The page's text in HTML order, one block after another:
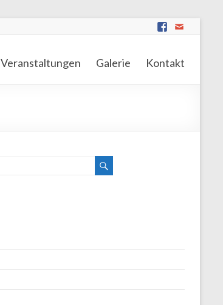
Veranstaltungen Galerie Kontakt